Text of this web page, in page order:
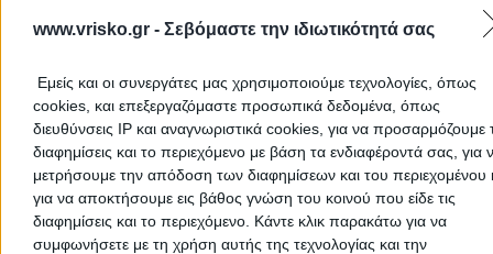
www.vrisko.gr - Σεβόμαστε την ιδιωτικότητά σας
Εμείς και οι συνεργάτες μας χρησιμοποιούμε τεχνολογίες, όπως
cookies, και επεξεργαζόμαστε προσωπικά δεδομένα, όπως
διευθύνσεις IP και αναγνωριστικά cookies, για να προσαρμόζουμε
διαφημίσεις και το περιεχόμενο με βάση τα ενδιαφέροντά σας, για
μετρήσουμε την απόδοση των διαφημίσεων και του περιεχομένου
για να αποκτήσουμε εις βάθος γνώση του κοινού που είδε τις
διαφημίσεις και το περιεχόμενο. Κάντε κλικ παρακάτω για να
συμφωνήσετε με τη χρήση αυτής της τεχνολογίας και την
ΑΓ.ΝΙΚΟΛΑΟΥ 1
Αμόλυβδη 95 Οκτ.-
Τελευταία Ενημέρωση: 08/08/2026 12:00:07 πμ
ΓΕΩΡΓΙΟΣ Ζ. ΠΑΤΡΩΝΑΚΗΣ Α.Ε.
Ι.ΣΕΡΓΑΚΗ 29 ΝΕΑΠΟΛΗ ΚΡΗΤΗΣ
Αμόλυβδη 95 Οκτ. -